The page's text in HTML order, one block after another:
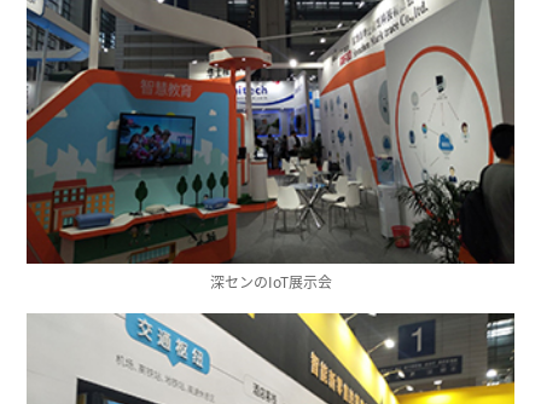
深センのIoT展示会